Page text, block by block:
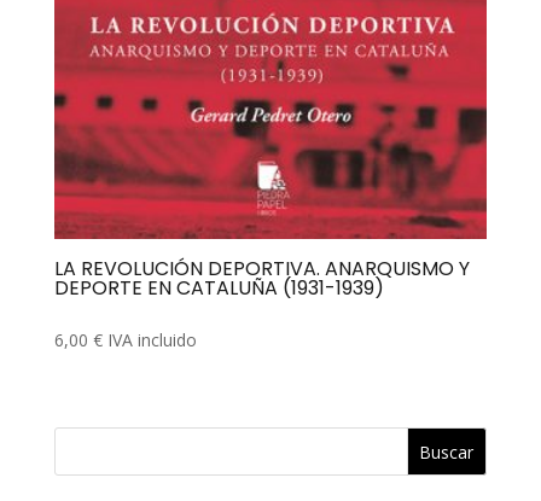
LA REVOLUCIÓN DEPORTIVA. ANARQUISMO Y
DEPORTE EN CATALUÑA (1931-1939)
6,00 € IVA incluido
Buscar